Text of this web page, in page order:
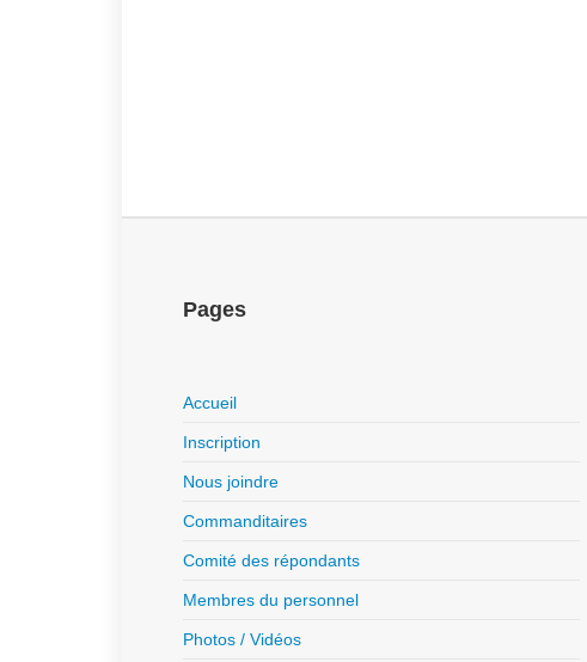
Pages
Accueil
Inscription
Nous joindre
Commanditaires
Comité des répondants
Membres du personnel
Photos / Vidéos